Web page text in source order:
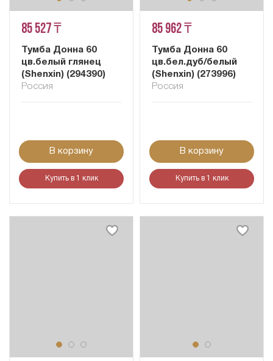
85 527 ₸
Тумба Донна 60
цв.белый глянец
(Shenxin) (294390)
Россия
В корзину
Купить в 1 клик
85 962 ₸
Тумба Донна 60
цв.бел.дуб/белый
(Shenxin) (273996)
Россия
В корзину
Купить в 1 клик